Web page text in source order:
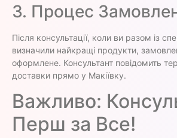
3. Процес
Після консультації, коли ви разом із
визначили найкращі продукти,
оформлене. Консультант повідомить
доставки прямо у Макіївку.
Важливо:
Перш за Все!